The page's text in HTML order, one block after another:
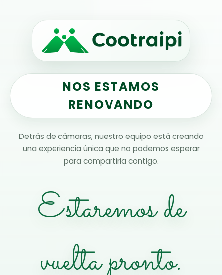
NOS ESTAMOS
RENOVANDO
Detrás de cámaras, nuestro equipo está creando
una experiencia única que no podemos esperar
para compartirla contigo.
Estaremos de
vuelta pronto.